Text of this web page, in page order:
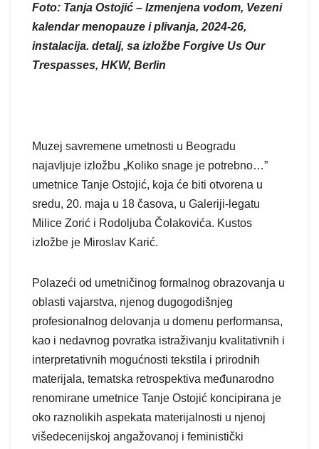
Foto: Tanja Ostojić – Izmenjena vodom, Vezeni
kalendar menopauze i plivanja, 2024-26,
instalacija. detalj, sa izložbe Forgive Us Our
Trespasses, HKW, Berlin
Muzej savremene umetnosti u Beogradu
najavljuje izložbu „Koliko snage je potrebno…”
umetnice Tanje Ostojić, koja će biti otvorena u
sredu, 20. maja u 18 časova, u Galeriji-legatu
Milice Zorić i Rodoljuba Čolakovića. Kustos
izložbe je Miroslav Karić.
Polazeći od umetničinog formalnog obrazovanja u
oblasti vajarstva, njenog dugogodišnjeg
profesionalnog delovanja u domenu performansa,
kao i nedavnog povratka istraživanju kvalitativnih i
interpretativnih mogućnosti tekstila i prirodnih
materijala, tematska retrospektiva međunarodno
renomirane umetnice Tanje Ostojić koncipirana je
oko raznolikih aspekata materijalnosti u njenoj
višedecenijskoj angažovanoj i feministički